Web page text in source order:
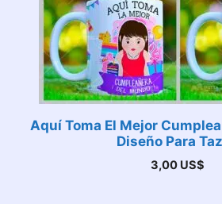
Aquí Toma El Mejor
Diseño Para
3,00 US$